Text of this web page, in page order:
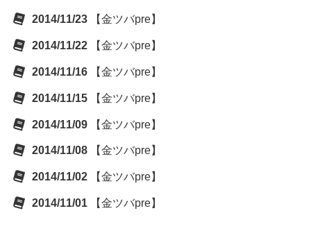
2014/11/23 【金ツバpre】
2014/11/22 【金ツバpre】
2014/11/16 【金ツバpre】
2014/11/15 【金ツバpre】
2014/11/09 【金ツバpre】
2014/11/08 【金ツバpre】
2014/11/02 【金ツバpre】
2014/11/01 【金ツバpre】